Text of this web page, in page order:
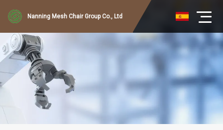
Nanning Mesh Chair Group Co., Ltd